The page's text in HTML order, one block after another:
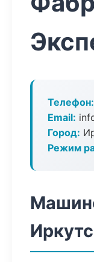
Телефон:
Email:
Город:
Режим